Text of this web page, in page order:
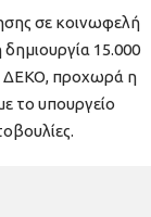
σε κοινωφελή
15.000
ΔΕΚΟ, προχωρά η
το υπουργείο